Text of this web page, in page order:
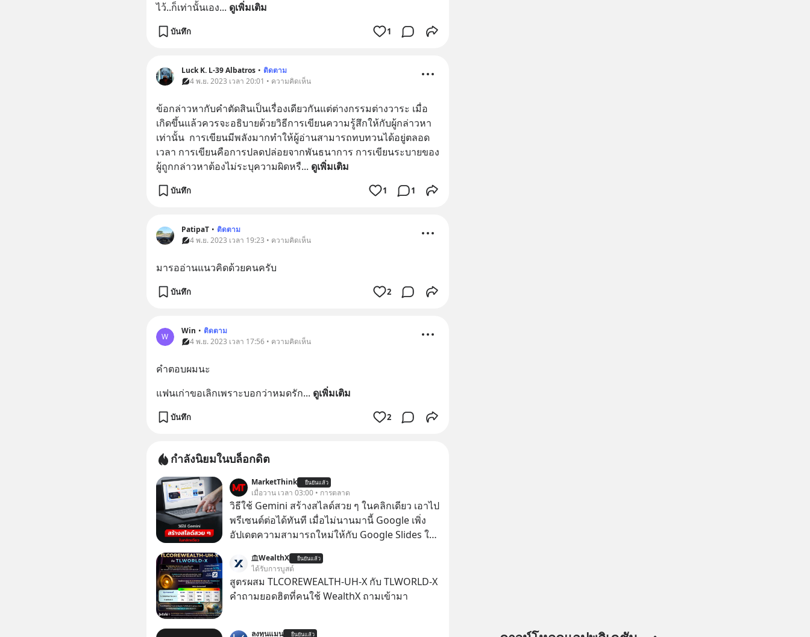
ไว้..ก็เท่านั้นเอง... ดูเพิ่มเติม
บันทึก 1
Luck K. L-39 Albatros • ติดตาม
4 พ.ย. 2023 เวลา 20:01 • ความคิดเห็น
ข้อกล่าวหากับคำตัดสินเป็นเรื่องเดียวกันแต่ต่างกรรมต่างวาระ เมื่อ
เกิดขึ้นแล้วควรจะอธิบายด้วยวิธีการเขียนความรู้สึกให้กับผู้กล่าวหา
เท่านั้น  การเขียนมีพลังมากทำให้ผู้อ่านสามารถทบทวนได้อยู่ตลอด
เวลา การเขียนคือการปลดปล่อยจากพันธนาการ การเขียนระบายของ
ผู้ถูกกล่าวหาต้องไม่ระบุความผิดหรื... ดูเพิ่มเติม
บันทึก 1 1
PatipaT • ติดตาม
4 พ.ย. 2023 เวลา 19:23 • ความคิดเห็น
มารออ่านแนวคิดด้วยคนครับ
บันทึก 2
W
Win • ติดตาม
4 พ.ย. 2023 เวลา 17:56 • ความคิดเห็น
คำตอบผมนะ
แฟนเก่าขอเลิกเพราะบอกว่าหมดรัก... ดูเพิ่มเติม
บันทึก 2
กำลังนิยมในบล็อกดิต
MarketThink ยืนยันแล้ว
เมื่อวาน เวลา 03:00 • การตลาด
วิธีใช้ Gemini สร้างสไลด์สวย ๆ ในคลิกเดียว เอาไป
พรีเซนต์ต่อได้ทันที เมื่อไม่นานมานี้ Google เพิ่ง
อัปเดตความสามารถใหม่ให้กับ Google Slides ให้
สวย ๆ ได้ในคลิกเดียว ไม่ต้องเสียเวลาทำเองอีกต่อ
ไป
WealthX ยืนยันแล้ว
ได้รับการบูสต์
สูตรผสม TLCOREWEALTH-UH-X กับ TLWORLD-X
คำถามยอดฮิตที่คนใช้ WealthX ถามเข้ามา
ลงทุนแมน ยืนยันแล้ว